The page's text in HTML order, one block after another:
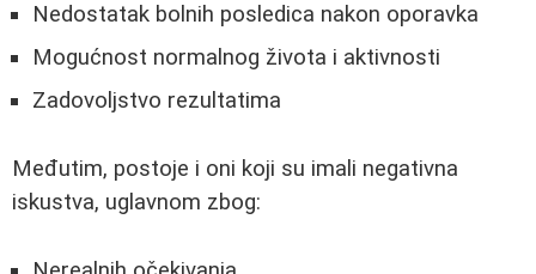
Nedostatak bolnih posledica nakon oporavka
Mogućnost normalnog života i aktivnosti
Zadovoljstvo rezultatima
Međutim, postoje i oni koji su imali negativna
iskustva, uglavnom zbog: